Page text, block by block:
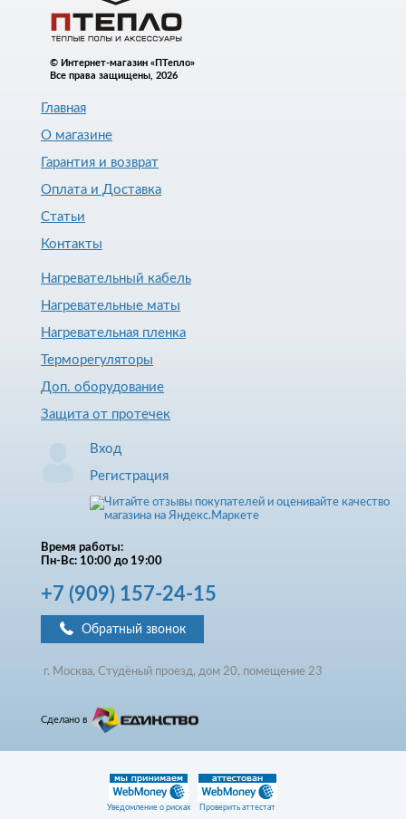
© Интернет-магазин «ПТепло»
Все права защищены, 2026
Главная
О магазине
Гарантия и возврат
Оплата и Доставка
Статьи
Контакты
Нагревательный кабель
Нагревательные маты
Нагревательная пленка
Терморегуляторы
Доп. оборудование
Защита от протечек
Вход
Регистрация
Время работы:
Пн-Вс: 10:00 до 19:00
+7 (909) 157-24-15
Обратный звонок
г. Москва, Студёный проезд, дом 20, помещение 23
Сделано в
Уведомление о рисках Проверить аттестат